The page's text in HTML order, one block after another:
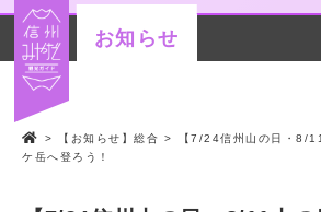
お知らせ
> 【お知らせ】総合 >
【7/24信州山の日・8/
ケ岳へ登ろう！